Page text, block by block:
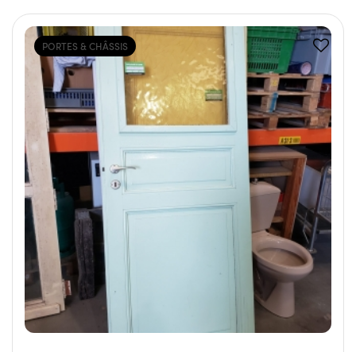
PORTES & CHÂSSIS